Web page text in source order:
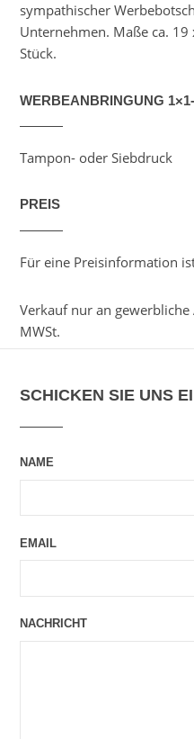
sympathischer
Unternehmen. Maße ca.
Stück.
WERBEANBRINGUNG
Tampon- oder Siebdruck
PREIS
Für eine Preisinformation
Verkauf nur an
MWSt.
SCHICKEN SIE UNS
NAME
EMAIL
NACHRICHT